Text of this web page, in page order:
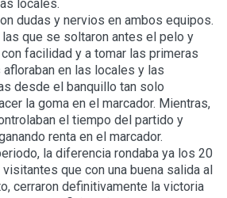
locales.
dudas y nervios en ambos equipos.
que se soltaron antes el pelo y
facilidad y a tomar las primeras
en las locales y las
desde el banquillo tan solo
la goma en el marcador. Mientras,
el tiempo del partido y
renta en el marcador.
la diferencia rondaba ya los 20
que con una buena salida al
cerraron definitivamente la victoria